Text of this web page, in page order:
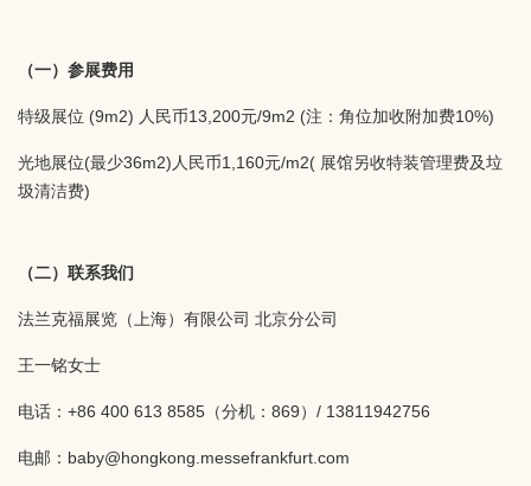
（一）参展费用
特级展位 (9m2) 人民币13,200元/9m2 (注：角位加收附加费10%)
光地展位(最少36m2)人民币1,160元/m2( 展馆另收特装管理费及垃
圾清洁费)
（二）联系我们
法兰克福展览（上海）有限公司 北京分公司
王一铭女士
电话：+86 400 613 8585（分机：869）/ 13811942756
电邮：baby@hongkong.messefrankfurt.com